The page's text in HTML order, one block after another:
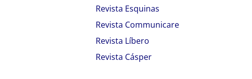
Revista Esquinas
Revista Communicare
Revista Líbero
Revista Cásper